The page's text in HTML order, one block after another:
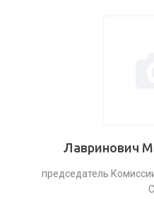
Лавринович
председатель